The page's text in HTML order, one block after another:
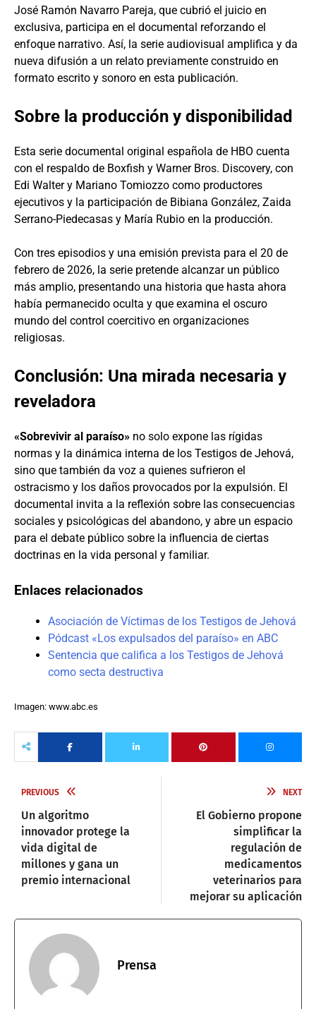
José Ramón Navarro Pareja, que cubrió el juicio en
exclusiva, participa en el documental reforzando el
enfoque narrativo. Así, la serie audiovisual amplifica y da
nueva difusión a un relato previamente construido en
formato escrito y sonoro en esta publicación.
Sobre la producción y disponibilidad
Esta serie documental original española de HBO cuenta
con el respaldo de Boxfish y Warner Bros. Discovery, con
Edi Walter y Mariano Tomiozzo como productores
ejecutivos y la participación de Bibiana González, Zaida
Serrano-Piedecasas y María Rubio en la producción.
Con tres episodios y una emisión prevista para el 20 de
febrero de 2026, la serie pretende alcanzar un público
más amplio, presentando una historia que hasta ahora
había permanecido oculta y que examina el oscuro
mundo del control coercitivo en organizaciones
religiosas.
Conclusión: Una mirada necesaria y
reveladora
«Sobrevivir al paraíso» no solo expone las rígidas
normas y la dinámica interna de los Testigos de Jehová,
sino que también da voz a quienes sufrieron el
ostracismo y los daños provocados por la expulsión. El
documental invita a la reflexión sobre las consecuencias
sociales y psicológicas del abandono, y abre un espacio
para el debate público sobre la influencia de ciertas
doctrinas en la vida personal y familiar.
Enlaces relacionados
Asociación de Víctimas de los Testigos de Jehová
Pódcast «Los expulsados del paraíso» en ABC
Sentencia que califica a los Testigos de Jehová
como secta destructiva
Imagen: www.abc.es
PREVIOUS
Un algoritmo
innovador protege la
vida digital de
millones y gana un
premio internacional
NEXT
El Gobierno propone
simplificar la
regulación de
medicamentos
veterinarios para
mejorar su aplicación
Prensa